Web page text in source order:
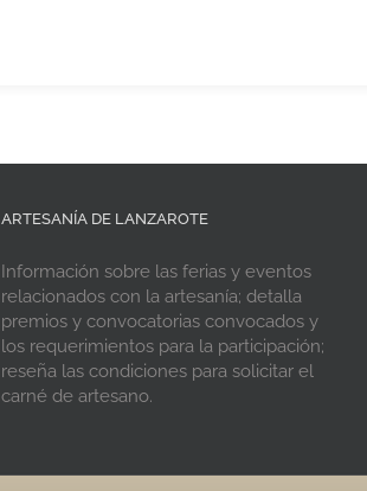
ARTESANÍA DE LANZAROTE
Información sobre las ferias y eventos
relacionados con la artesanía; detalla
premios y convocatorias convocados y
los requerimientos para la participación;
reseña las condiciones para solicitar el
carné de artesano.